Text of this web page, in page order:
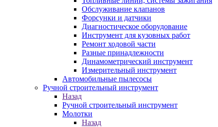
Обслуживание клапанов
Форсунки и датчики
Диагностическое оборудование
Инструмент для кузовных работ
Ремонт ходовой части
Разные принадлежности
Динамометрический инструмент
Измерительный инструмент
Автомобильные пылесосы
Ручной строительный инструмент
Назад
Ручной строительный инструмент
Молотки
Назад